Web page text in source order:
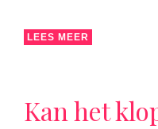
LEES MEER
Kan het